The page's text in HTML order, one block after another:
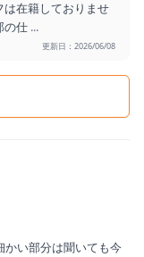
在籍しておりませ
の仕 ...
更新日：2026/06/08
かい部分は聞いても今